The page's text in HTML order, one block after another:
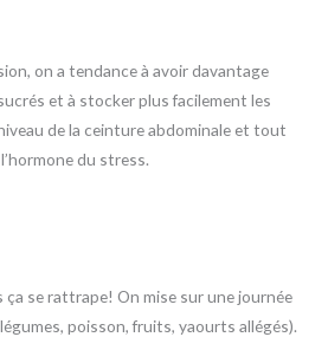
on a tendance à avoir davantage
et à stocker plus facilement les
de la ceinture abdominale et tout
du stress.
ça se rattrape! On mise sur une journée
poisson, fruits, yaourts allégés).